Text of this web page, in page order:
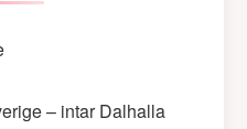
– intar Dalhalla